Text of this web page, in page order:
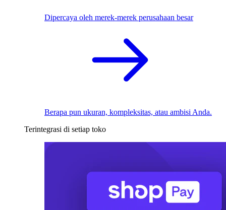
Dipercaya oleh merek-merek perusahaan besar
Berapa pun ukuran, kompleksitas, atau ambisi Anda.
Terintegrasi di setiap toko